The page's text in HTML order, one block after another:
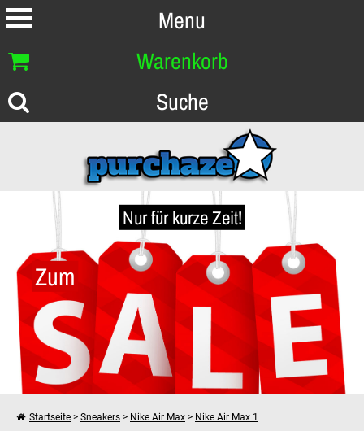
Menu
Warenkorb
Suche
Nur für kurze Zeit!
Zum
Startseite > Sneakers > Nike Air Max > Nike Air Max 1